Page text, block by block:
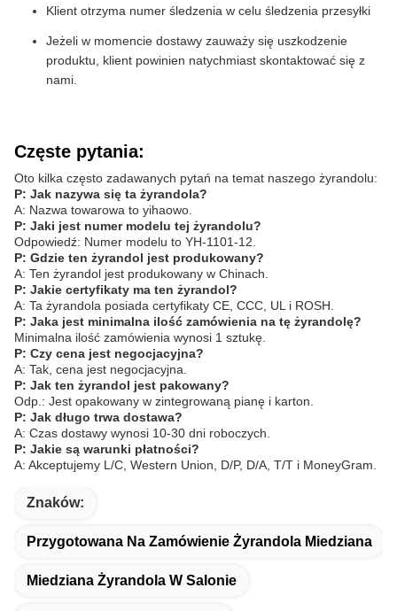
Klient otrzyma numer śledzenia w celu śledzenia przesyłki
Jeżeli w momencie dostawy zauważy się uszkodzenie
produktu, klient powinien natychmiast skontaktować się z
nami.
Częste pytania:
Oto kilka często zadawanych pytań na temat naszego żyrandolu:
P: Jak nazywa się ta żyrandola?
A: Nazwa towarowa to yihaowo.
P: Jaki jest numer modelu tej żyrandolu?
Odpowiedź: Numer modelu to YH-1101-12.
P: Gdzie ten żyrandol jest produkowany?
A: Ten żyrandol jest produkowany w Chinach.
P: Jakie certyfikaty ma ten żyrandol?
A: Ta żyrandola posiada certyfikaty CE, CCC, UL i ROSH.
P: Jaka jest minimalna ilość zamówienia na tę żyrandolę?
Minimalna ilość zamówienia wynosi 1 sztukę.
P: Czy cena jest negocjacyjna?
A: Tak, cena jest negocjacyjna.
P: Jak ten żyrandol jest pakowany?
Odp.: Jest opakowany w zintegrowaną pianę i karton.
P: Jak długo trwa dostawa?
A: Czas dostawy wynosi 10-30 dni roboczych.
P: Jakie są warunki płatności?
A: Akceptujemy L/C, Western Union, D/P, D/A, T/T i MoneyGram.
Znaków:
Przygotowana Na Zamówienie Żyrandola Miedziana
Miedziana Żyrandola W Salonie